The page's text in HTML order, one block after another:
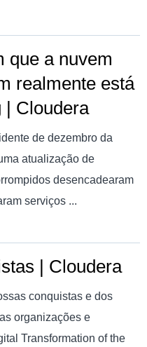
que a nuvem
realmente está
| Cloudera
de dezembro da
atualização de
desencadearam
serviços ...
| Cloudera
conquistas e dos
organizações e
Transformation of the